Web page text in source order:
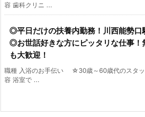
容 歯科クリニ ...
◎平日だけの扶養内勤務！川西能勢口
◎お世話好きな方にピッタリな仕事！
も大歓迎！
職種 入浴のお手伝い ☆30歳～60歳代のスタ
容 浴室で ...